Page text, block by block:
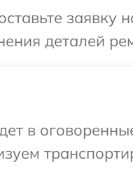
заявку
деталей
в